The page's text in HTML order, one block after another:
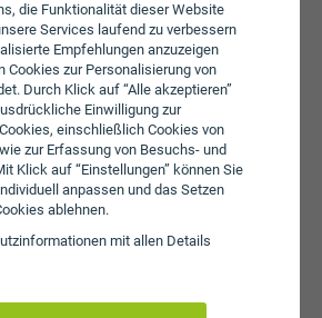
die Funktionalität dieser Website
Services laufend zu verbessern
Empfehlungen anzuzeigen
Cookies zur Personalisierung von
Durch Klick auf “Alle akzeptieren”
Einwilligung zur
einschließlich Cookies von
zur Erfassung von Besuchs- und
Klick auf “Einstellungen” können Sie
anpassen und das Setzen
ablehnen.
mit allen Details
100 Flex
150 Flex
50 Flex
150
250
50